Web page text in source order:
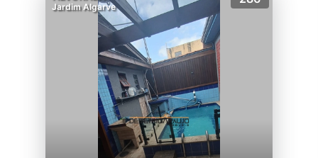
Jardim Algarve